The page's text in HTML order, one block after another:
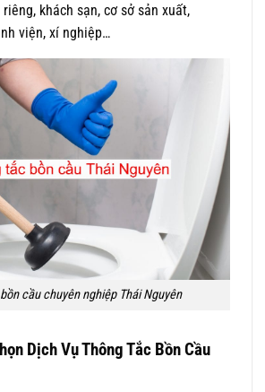
khách sạn, cơ sở sản xuất,
viện, xí nghiệp…
cầu chuyên nghiệp Thái Nguyên
Dịch Vụ Thông Tắc Bồn Cầu